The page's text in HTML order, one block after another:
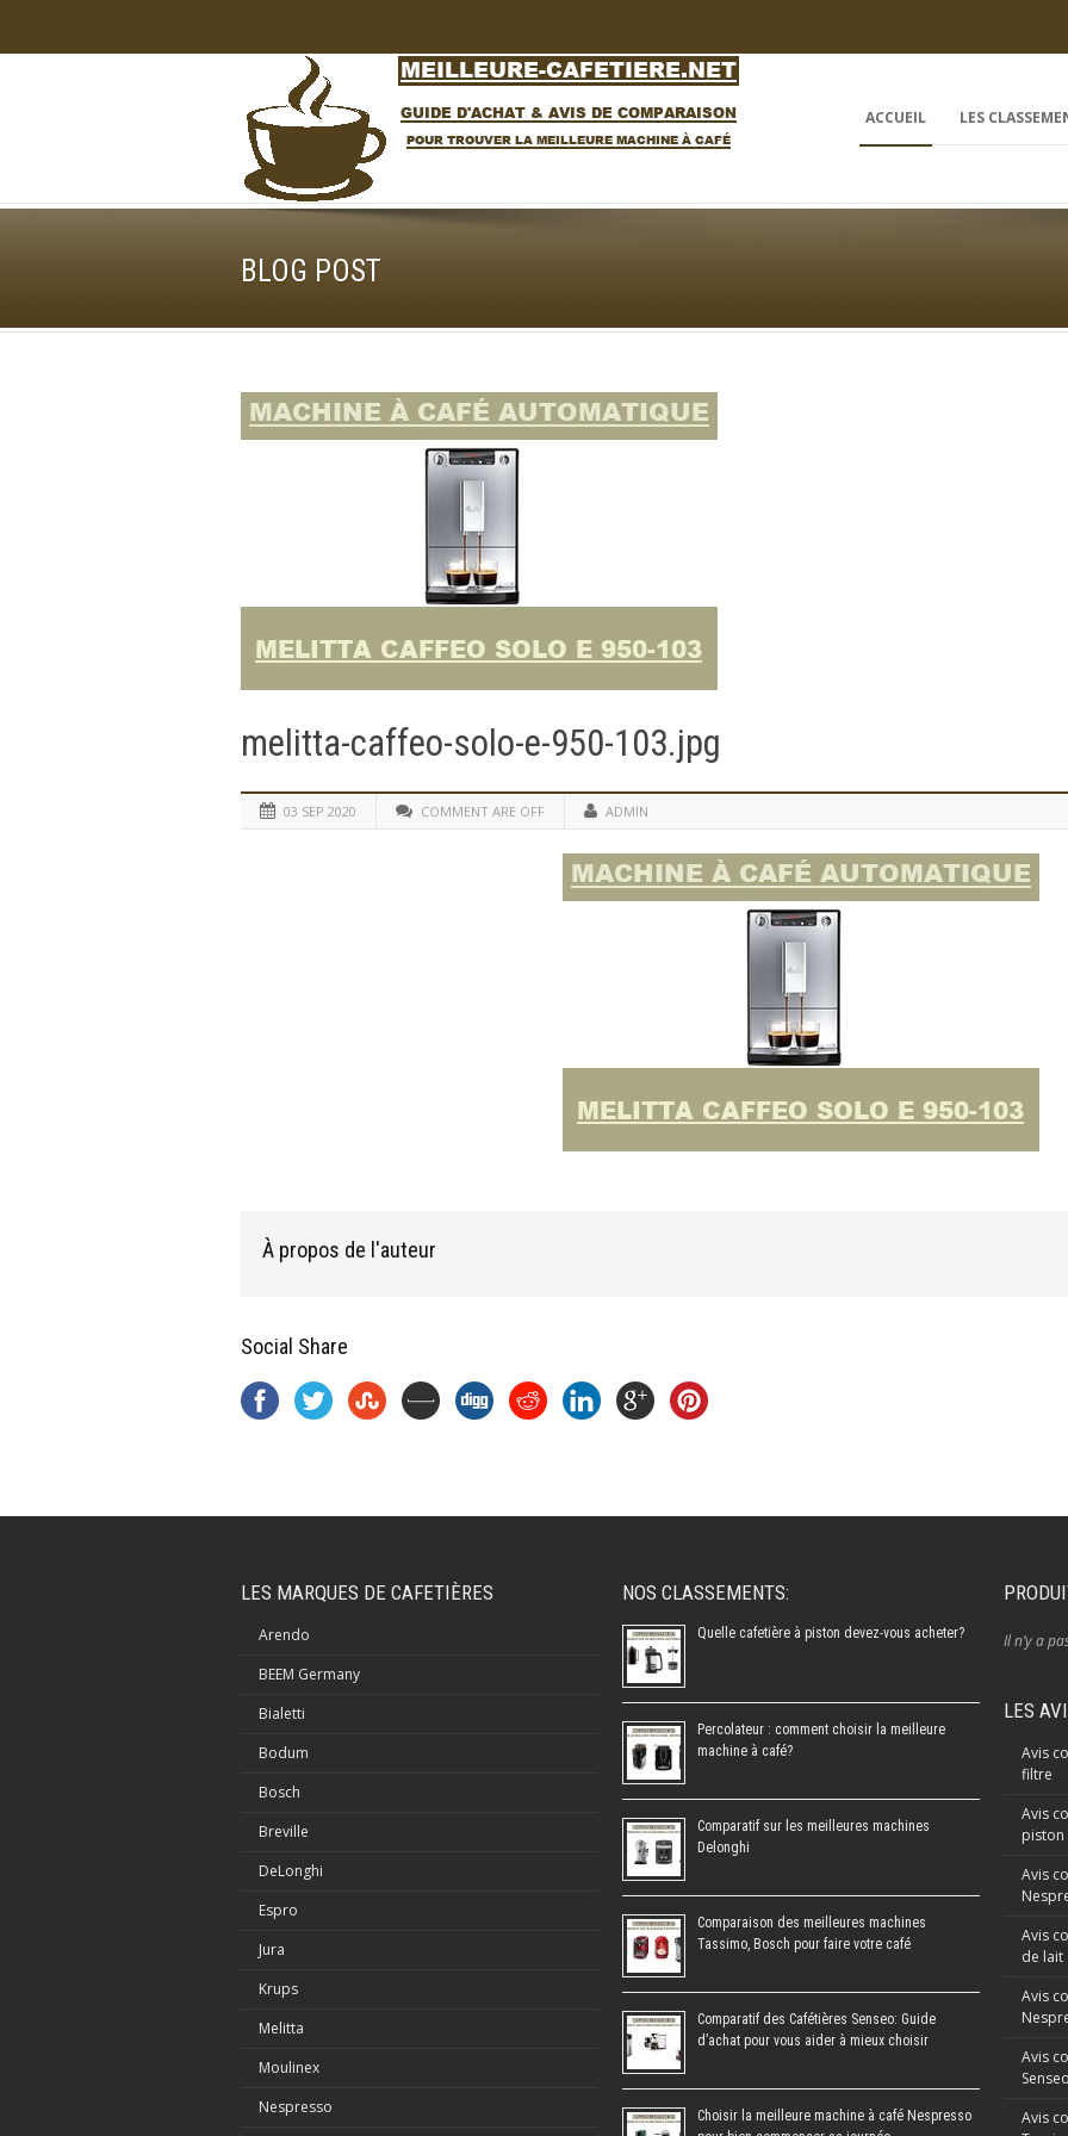
ACCUEIL LES
BLOG POST
melitta-caffeo-solo-e-950-103.jpg
03 SEP 2020 COMMENT ARE OFF ADMIN
À propos de l'auteur
Social Share
LES MARQUES DE CAFETIÈRES
Arendo
BEEM Germany
Bialetti
Bodum
Bosch
Breville
DeLonghi
Espro
Jura
Krups
Melitta
Moulinex
Nespresso
NOS CLASSEMENTS:
Quelle cafetière à piston devez-vous acheter?
Percolateur : comment choisir la meilleure
machine à café?
Comparatif sur les meilleures machines
Delonghi
Comparaison des meilleures machines
Tassimo, Bosch pour faire votre café
Comparatif des Cafétières Senseo: Guide
d’achat pour vous aider à mieux choisir
Choisir la meilleure machine à café Nespresso
Il n’y a
LES
Avis
filtre
Avis
piston
Avis
Avis
de lait
Avis
Avis
Senseo
Avis